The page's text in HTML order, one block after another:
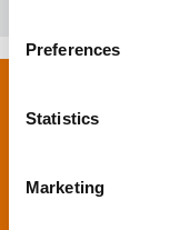
Preferences
Statistics
Marketing
Datenschutzhinweise